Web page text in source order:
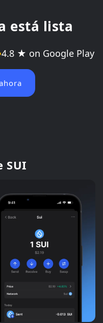
está lista
4.8 ★ on Google Play
SUI